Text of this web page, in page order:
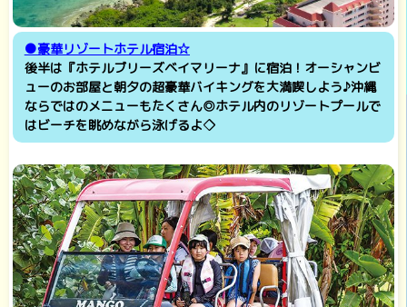
●豪華リゾートホテル宿泊☆
後半は『ホテルブリーズベイマリーナ』に宿泊！オーシャンビ
ューのお部屋と朝夕の超豪華バイキングを大満喫しよう♪沖縄
ならではのメニューもたくさん◎ホテル内のリゾートプールで
はビーチを眺めながら泳げるよ◇